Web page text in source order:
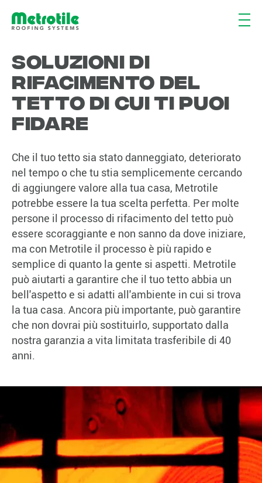
Soluzioni di
rifacimento del
tetto di cui ti puoi
fidare
Che il tuo tetto sia stato danneggiato, deteriorato
nel tempo o che tu stia semplicemente cercando
di aggiungere valore alla tua casa, Metrotile
potrebbe essere la tua scelta perfetta. Per molte
persone il processo di rifacimento del tetto può
essere scoraggiante e non sanno da dove iniziare,
ma con Metrotile il processo è più rapido e
semplice di quanto la gente si aspetti. Metrotile
può aiutarti a garantire che il tuo tetto abbia un
bell'aspetto e si adatti all'ambiente in cui si trova
la tua casa. Ancora più importante, può garantire
che non dovrai più sostituirlo, supportato dalla
nostra garanzia a vita limitata trasferibile di 40
anni.